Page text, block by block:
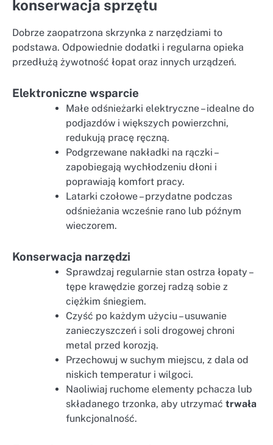
konserwacja sprzętu
Dobrze zaopatrzona skrzynka z narzędziami to
podstawa. Odpowiednie dodatki i regularna opieka
przedłużą żywotność łopat oraz innych urządzeń.
Elektroniczne wsparcie
Małe odśnieżarki elektryczne – idealne do
podjazdów i większych powierzchni,
redukują pracę ręczną.
Podgrzewane nakładki na rączki –
zapobiegają wychłodzeniu dłoni i
poprawiają komfort pracy.
Latarki czołowe – przydatne podczas
odśnieżania wcześnie rano lub późnym
wieczorem.
Konserwacja narzędzi
Sprawdzaj regularnie stan ostrza łopaty –
tępe krawędzie gorzej radzą sobie z
ciężkim śniegiem.
Czyść po każdym użyciu – usuwanie
zanieczyszczeń i soli drogowej chroni
metal przed korozją.
Przechowuj w suchym miejscu, z dala od
niskich temperatur i wilgoci.
Naoliwiaj ruchome elementy pchacza lub
składanego trzonka, aby utrzymać trwała
funkcjonalność.